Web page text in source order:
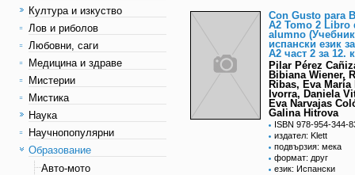
Култура и изкуство
Лов и риболов
Любовни, саги
Медицина и здраве
Мистерии
Мистика
Наука
Научнопопулярни
Образование
Авто-мото
Con Gusto para
A2 Tomo 2 Libro
alumno
испански език
А2 част 2 за 12.
Pilar Pérez
Bibiana Wiener,
Ribas, Eva María
Ivorra, Daniela
Eva Narvajas
Galina Hitrova
ISBN 978-954-344-
издател: Klett
подвързия: мека
формат: друг
език: Испански